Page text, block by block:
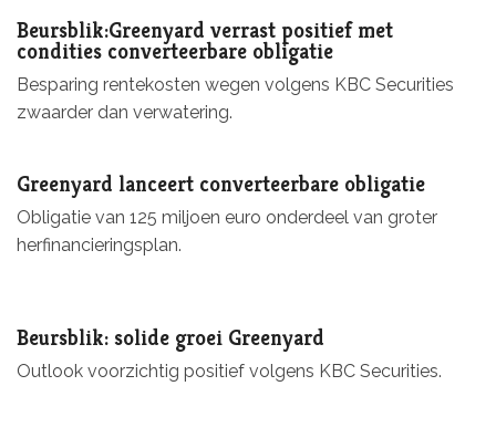
Beursblik:Greenyard verrast positief met
condities converteerbare obligatie
Besparing rentekosten wegen volgens KBC Securities
zwaarder dan verwatering.
Greenyard lanceert converteerbare obligatie
Obligatie van 125 miljoen euro onderdeel van groter
herfinancieringsplan.
Beursblik: solide groei Greenyard
Outlook voorzichtig positief volgens KBC Securities.